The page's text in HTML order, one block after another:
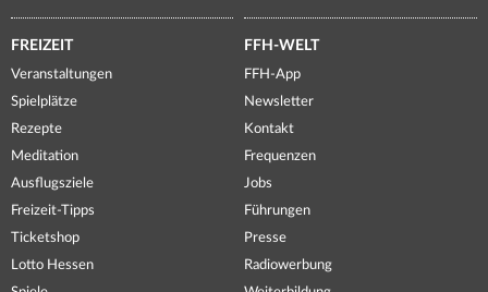
FREIZEIT
Veranstaltungen
Spielplätze
Rezepte
Meditation
Ausflugsziele
Freizeit-Tipps
Ticketshop
Lotto Hessen
FFH-WELT
FFH-App
Newsletter
Kontakt
Frequenzen
Jobs
Führungen
Presse
Radiowerbung